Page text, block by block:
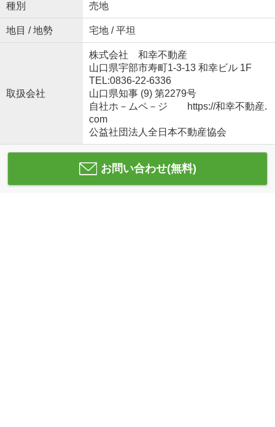
種別 売地
地目 / 地勢 宅地 / 平坦
取扱会社
株式会社 和幸不動産
山口県宇部市寿町1-3-13 和幸ビル 1F
TEL:0836-22-6336
山口県知事 (9) 第2279号
自社ホ－ムペ－ジ https://和幸不動産.
com
公益社団法人全日本不動産協会
お問い合わせ(無料)